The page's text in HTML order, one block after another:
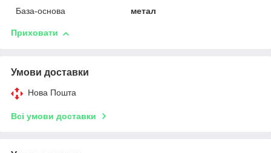
База-основа
метал
Приховати
Умови доставки
Нова Пошта
Всі умови доставки